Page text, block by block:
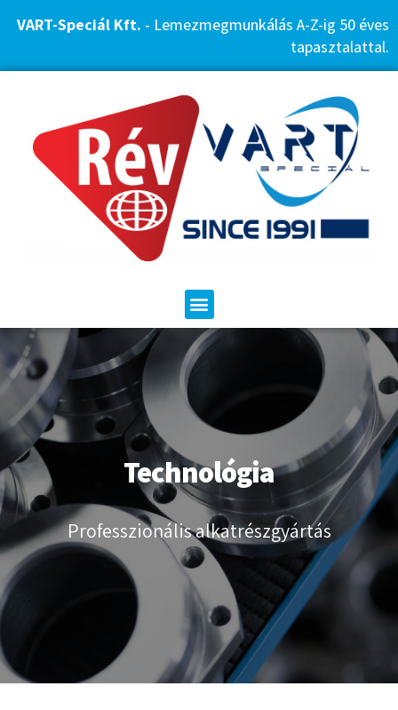
VART-Speciál Kft. - Lemezmegmunkálás A-Z-ig 50 éves
tapasztalattal.
Technológia
Professzionális alkatrészgyártás